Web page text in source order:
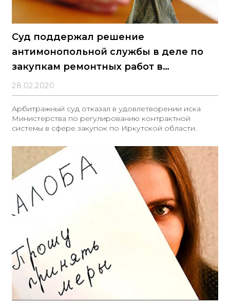
Суд поддержал решение
антимонопольной службы в деле по
закупкам ремонтных работ в
Иркутской области стоимостью 2
миллиарда рублей
28.02.2020
Арбитражный суд отказал в удовлетворении иска
Министерства по регулированию контрактной
системы в сфере закупок по Иркутской области.